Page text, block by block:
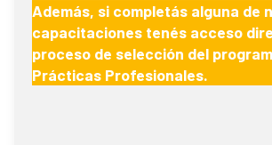
Además, si completás alguna de
capacitaciones tenés acceso
proceso de selección del
Prácticas Profesionales.